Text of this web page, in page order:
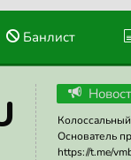
Банлист
Основатель
https://t.me/